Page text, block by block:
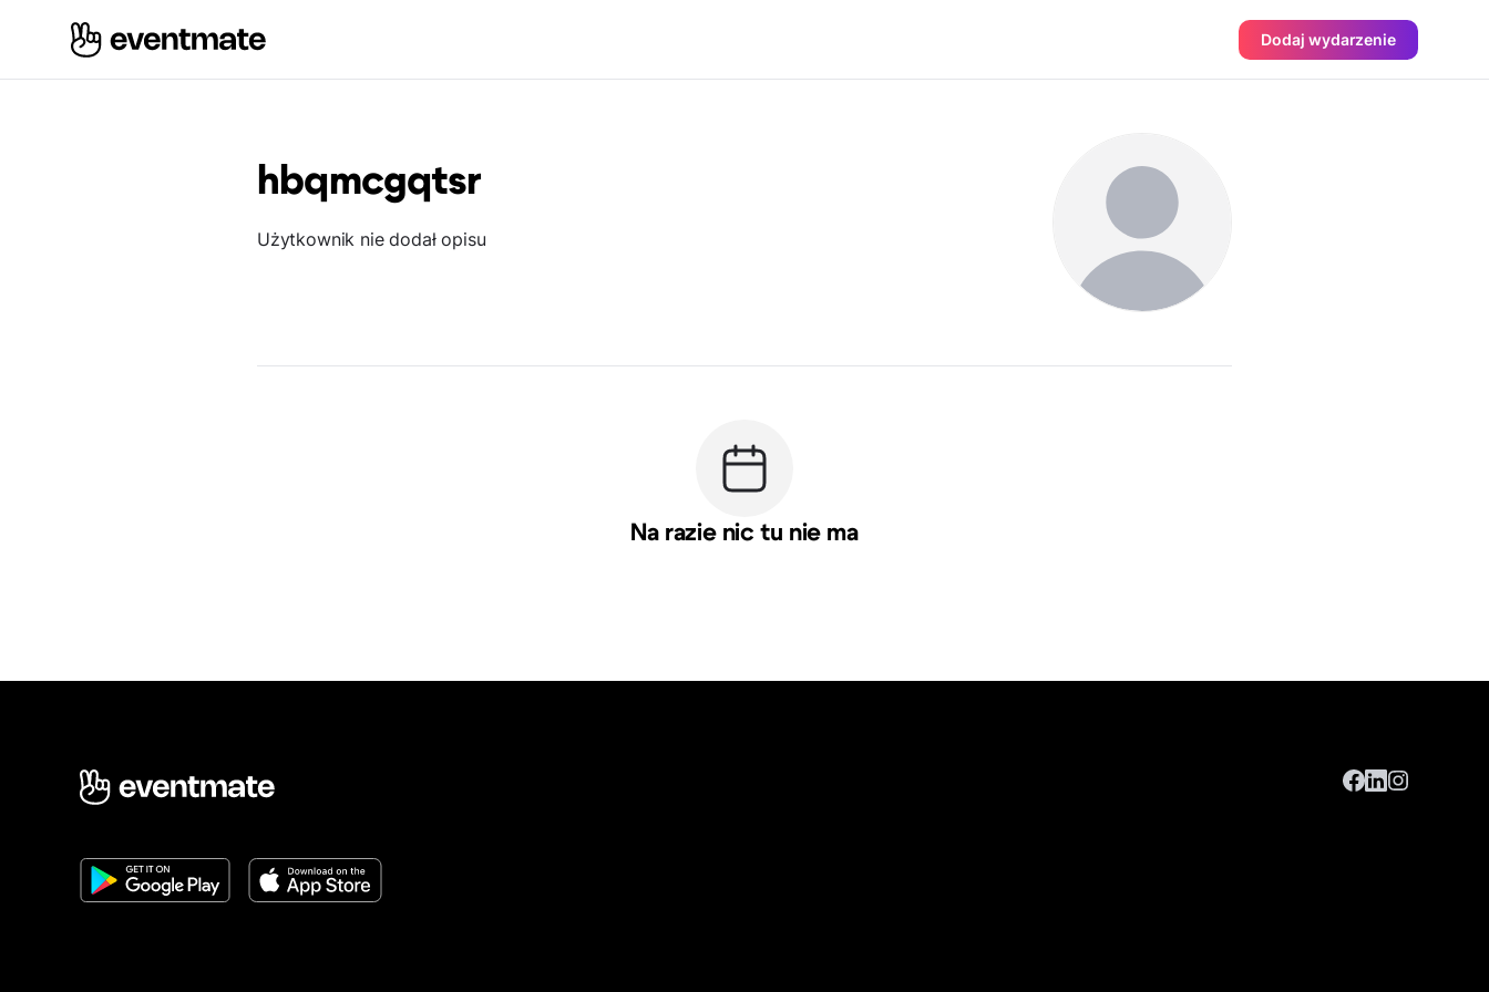
Dodaj wydarzenie
hbqmcgqtsr
Użytkownik nie dodał opisu
Na razie nic tu nie ma